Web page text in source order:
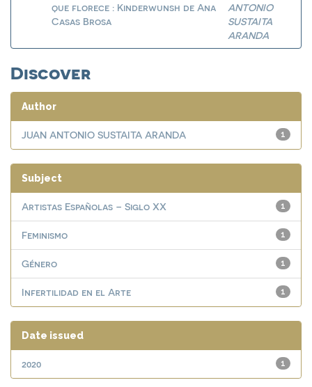
que florece : Kinderwunsh de Ana
Casas Brosa
ANTONIO
SUSTAITA
ARANDA
Discover
Author
1
JUAN ANTONIO SUSTAITA ARANDA
Subject
1
Artistas Españolas – Siglo XX
1
Feminismo
1
Género
1
Infertilidad en el Arte
Date issued
1
2020